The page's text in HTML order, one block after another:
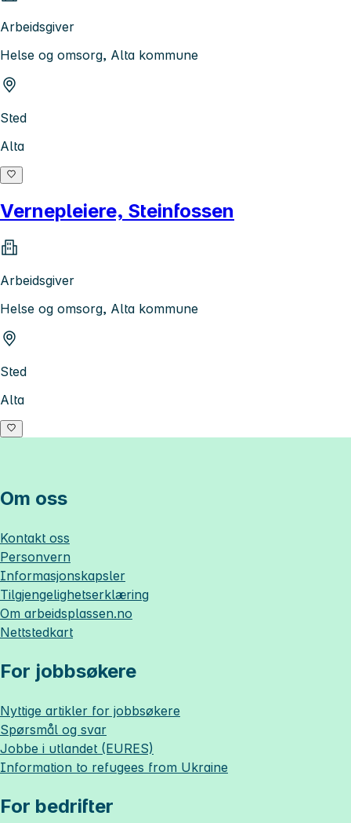
Arbeidsgiver
Helse og omsorg, Alta kommune
Sted
Alta
Vernepleiere, Steinfossen
Arbeidsgiver
Helse og omsorg, Alta kommune
Sted
Alta
Om oss
Kontakt oss
Personvern
Informasjonskapsler
Tilgjengelighetserklæring
Om arbeidsplassen.no
Nettstedkart
For jobbsøkere
Nyttige artikler for jobbsøkere
Spørsmål og svar
Jobbe i utlandet (EURES)
Information to refugees from Ukraine
For bedrifter